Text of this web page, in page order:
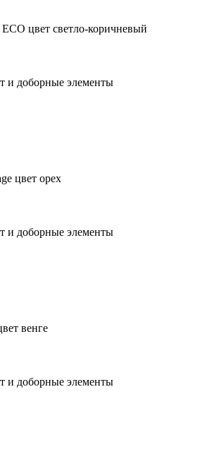
цвет светло-коричневый
и доборные элементы
цвет орех
и доборные элементы
венге
и доборные элементы